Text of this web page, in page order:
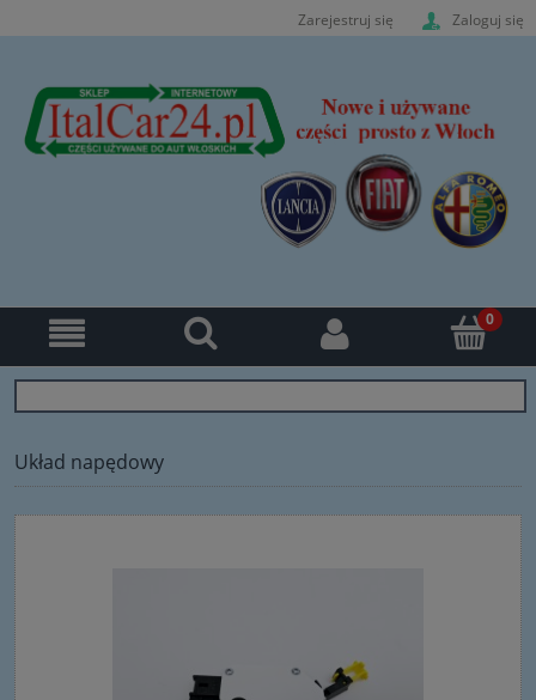
Zarejestruj się Zaloguj się
Układ napędowy